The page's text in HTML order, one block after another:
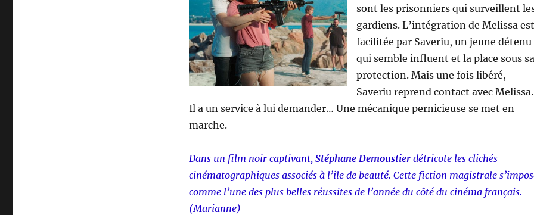
sont les prisonniers qui surveillent
gardiens. L’intégration de Melissa est
facilitée par Saveriu, un jeune détenu
qui semble influent et la place sous sa
protection. Mais une fois libéré,
Saveriu reprend contact avec Melissa.
Il a un service à lui demander… Une mécanique pernicieuse se met en
marche.
Dans un film noir captivant, Stéphane Demoustierdétricote les clichés
cinématographiques associés à l’île de beauté. Cette fiction magistrale
comme l’une des plus belles réussites de l’année du côté du cinéma français.
(Marianne)